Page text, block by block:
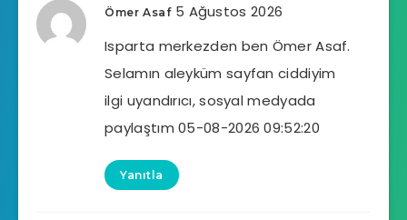
Ömer Asaf 5 Ağustos 2026
Isparta merkezden ben Ömer Asaf.
Selamın aleyküm sayfan ciddiyim
ilgi uyandırıcı, sosyal medyada
paylaştım 05-08-2026 09:52:20
Yanıtla